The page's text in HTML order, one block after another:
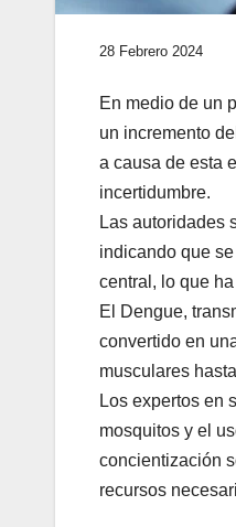
28 Febrero 2024
En medio de un
un incremento
a causa de esta
incertidumbre.
Las autoridades
indicando que
central, lo que
El Dengue,
convertido en
musculares
Los expertos en
mosquitos y el
concientización
recursos